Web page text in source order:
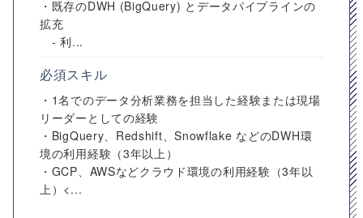
・既存のDWH (BigQuery) とデータパイプラインの
拡充
- 利...
必須スキル
・1名でのデータ分析業務を担当した経験または現場
リーダーとしての経験
・BigQuery、Redshift、Snowflake などのDWH環
境の利⽤経験（3年以上）
・GCP、AWSなどクラウド環境の利⽤経験（3年以
上）<...